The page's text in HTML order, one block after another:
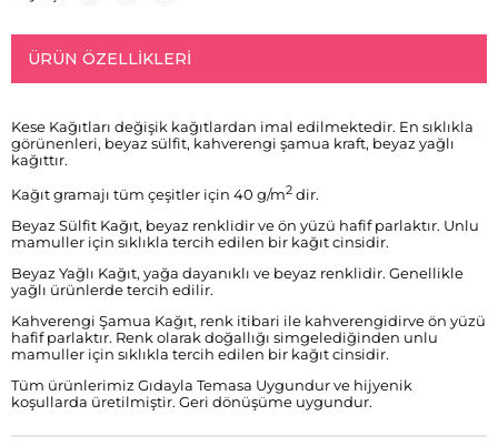
ÜRÜN ÖZELLIKLERI
Kese Kağıtları değişik kağıtlardan imal edilmektedir. En sıklıkla
görünenleri, beyaz sülfit, kahverengi şamua kraft, beyaz yağlı
kağıttır.
Kağıt gramajı tüm çeşitler için 40 g/m2 dir.
Beyaz Sülfit Kağıt, beyaz renklidir ve ön yüzü hafif parlaktır. Unlu
mamuller için sıklıkla tercih edilen bir kağıt cinsidir.
Beyaz Yağlı Kağıt, yağa dayanıklı ve beyaz renklidir. Genellikle
yağlı ürünlerde tercih edilir.
Kahverengi Şamua Kağıt, renk itibari ile kahverengidirve ön yüzü
hafif parlaktır. Renk olarak doğallığı simgelediğinden unlu
mamuller için sıklıkla tercih edilen bir kağıt cinsidir.
Tüm ürünlerimiz Gıdayla Temasa Uygundur ve hijyenik
koşullarda üretilmiştir. Geri dönüşüme uygundur.